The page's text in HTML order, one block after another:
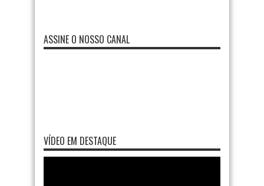
ASSINE O NOSSO CANAL
VÍDEO EM DESTAQUE